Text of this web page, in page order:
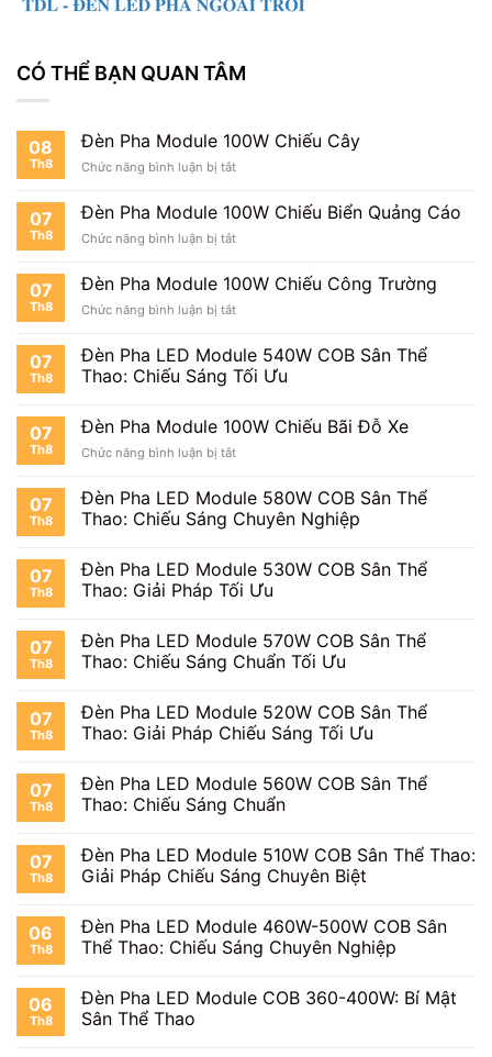
CÓ THỂ BẠN QUAN TÂM
08
Th8
Đèn Pha Module 100W Chiếu Cây
Chức năng bình luận bị tắtở
Pha
Module
100W
Cây
07
Th8
Đèn Pha Module 100W Chiếu Biển Quảng Cáo
Chức năng bình luận bị tắtở
Pha
Module
100W
Biển
Quảng
Cáo
07
Th8
Đèn Pha Module 100W Chiếu Công Trường
Chức năng bình luận bị tắtở
Pha
Module
100W
Công
07
Th8
Đèn Pha LED Module 540W COB Sân Thể
Thao: Chiếu Sáng Tối Ưu
07
Th8
Đèn Pha Module 100W Chiếu Bãi Đỗ Xe
Chức năng bình luận bị tắtở
Pha
Module
100W
Bãi
Đỗ
Xe
07
Th8
Đèn Pha LED Module 580W COB Sân Thể
Thao: Chiếu Sáng Chuyên Nghiệp
07
Th8
Đèn Pha LED Module 530W COB Sân Thể
Thao: Giải Pháp Tối Ưu
07
Th8
Đèn Pha LED Module 570W COB Sân Thể
Thao: Chiếu Sáng Chuẩn Tối Ưu
07
Th8
Đèn Pha LED Module 520W COB Sân Thể
Thao: Giải Pháp Chiếu Sáng Tối Ưu
07
Th8
Đèn Pha LED Module 560W COB Sân Thể
Thao: Chiếu Sáng Chuẩn
07
Th8
Đèn Pha LED Module 510W COB Sân Thể Thao:
Giải Pháp Chiếu Sáng Chuyên Biệt
06
Th8
Đèn Pha LED Module 460W-500W COB Sân
Thể Thao: Chiếu Sáng Chuyên Nghiệp
06
Th8
Đèn Pha LED Module COB 360-400W: Bí Mật
Sân Thể Thao